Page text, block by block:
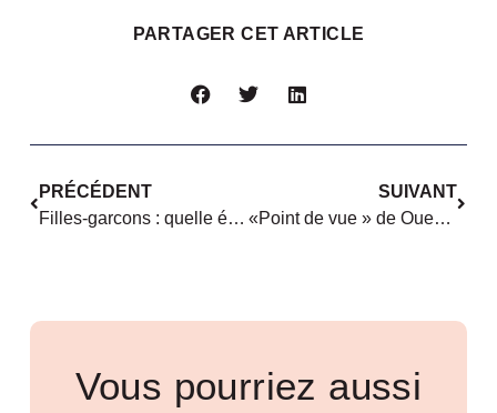
PARTAGER CET ARTICLE
PRÉCÉDENT
Filles-garcons : quelle égalité ?
SUIVANT
«Point de vue » de Ouest France : petit concentré de discrimination
Vous pourriez aussi